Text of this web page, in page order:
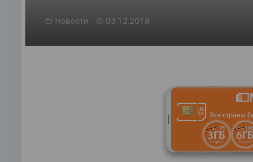
Новости 03.12.2018